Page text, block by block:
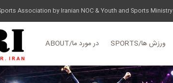
Association by Iranian NOC & Youth and Sports Ministry
ABOUT/در مورد ما SPORTS/ورزش ها